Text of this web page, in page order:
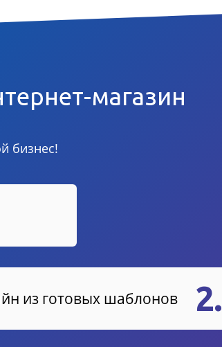
магазин
бизнес!
2.
из готовых шаблонов